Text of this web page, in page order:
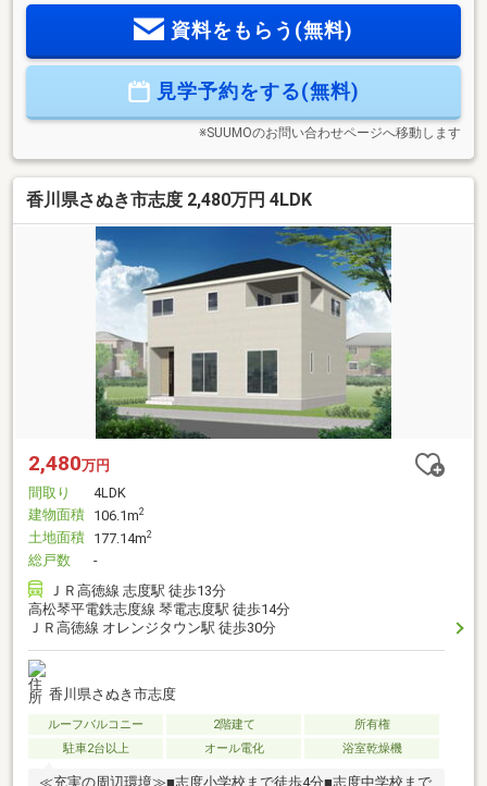
高ランク等級の高品質住宅♪（耐震２項目・劣化対策・維持管
理・耐風・ホルムアルデヒド対策）◇ ご案内 ◇物件資
入も可能です。数ある融資機関からお客様に最適な融資先の
ご提案させて頂きます！
資料をもらう(無料)
見学予約をする(無料)
※SUUMOのお問い合わせページへ移動します
香川県さぬき市志度 2,480万円 4LDK
2,480万円
間取り
4LDK
建物面積 106.1m2
土地面積 177.14m2
総戸数
-
ＪＲ高徳線 志度駅 徒歩13分
高松琴平電鉄志度線 琴電志度駅 徒歩14分
ＪＲ高徳線 オレンジタウン駅 徒歩30分
香川県さぬき市志度
ルーフバルコニー 2階建て
所有権
駐車2台以上
オール電化 浴室乾燥機
≪充実の周辺環境≫■志度小学校まで徒歩4分■志度中学校まで